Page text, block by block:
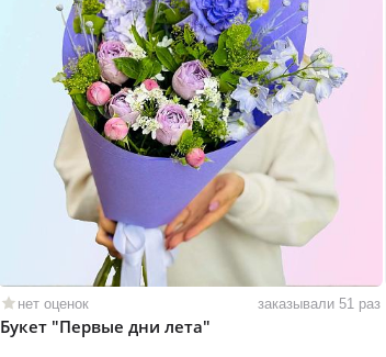
нет оценок заказывали 51 раз
Букет "Первые дни лета"